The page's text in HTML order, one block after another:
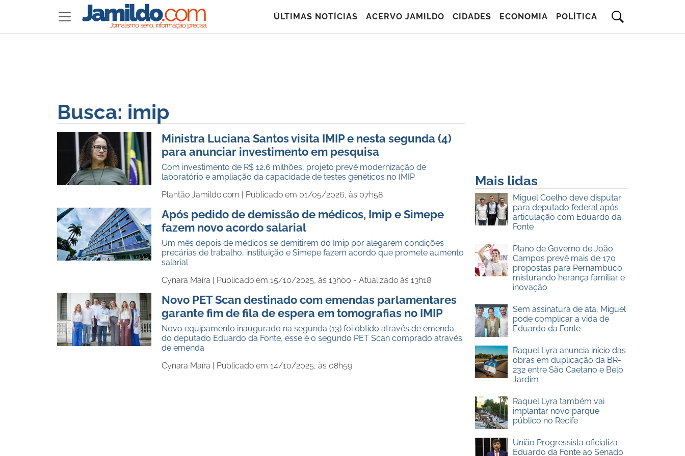
ÚLTIMAS NOTÍCIAS ACERVO JAMILDO CIDADES ECONOMIA POLÍTICA
Busca: imip
Ministra Luciana Santos visita IMIP e nesta segunda (4)
para anunciar investimento em pesquisa
Com investimento de R$ 12,6 milhões, projeto prevê modernização de
laboratório e ampliação da capacidade de testes genéticos no IMIP
Plantão Jamildo.com | Publicado em 01/05/2026, às 07h58
Após pedido de demissão de médicos, Imip e Simepe
fazem novo acordo salarial
Um mês depois de médicos se demitirem do Imip por alegarem condições
precárias de trabalho, instituição e Simepe fazem acordo que promete aumento
salarial
Cynara Maíra | Publicado em 15/10/2025, às 13h00 - Atualizado às 13h18
Novo PET Scan destinado com emendas parlamentares
garante fim de fila de espera em tomografias no IMIP
Novo equipamento inaugurado na segunda (13) foi obtido através de emenda
do deputado Eduardo da Fonte, esse é o segundo PET Scan comprado através
de emenda
Cynara Maíra | Publicado em 14/10/2025, às 08h59
Mais lidas
Miguel Coelho deve disputar
para deputado federal após
articulação com Eduardo da
Fonte
Plano de Governo de João
Campos prevê mais de 170
propostas para Pernambuco
misturando herança familiar e
inovação
Sem assinatura de ata, Miguel
pode complicar a vida de
Eduardo da Fonte
Raquel Lyra anuncia início das
obras em duplicação da BR-
232 entre São Caetano e Belo
Jardim
Raquel Lyra também vai
implantar novo parque
público no Recife
União Progressista oficializa
Eduardo da Fonte ao Senado